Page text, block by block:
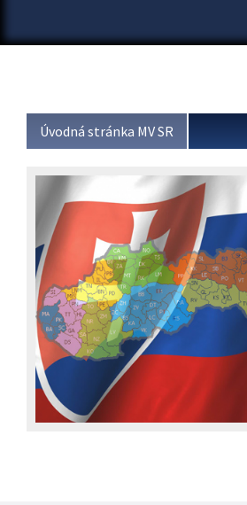
Úvodná stránka MV SR